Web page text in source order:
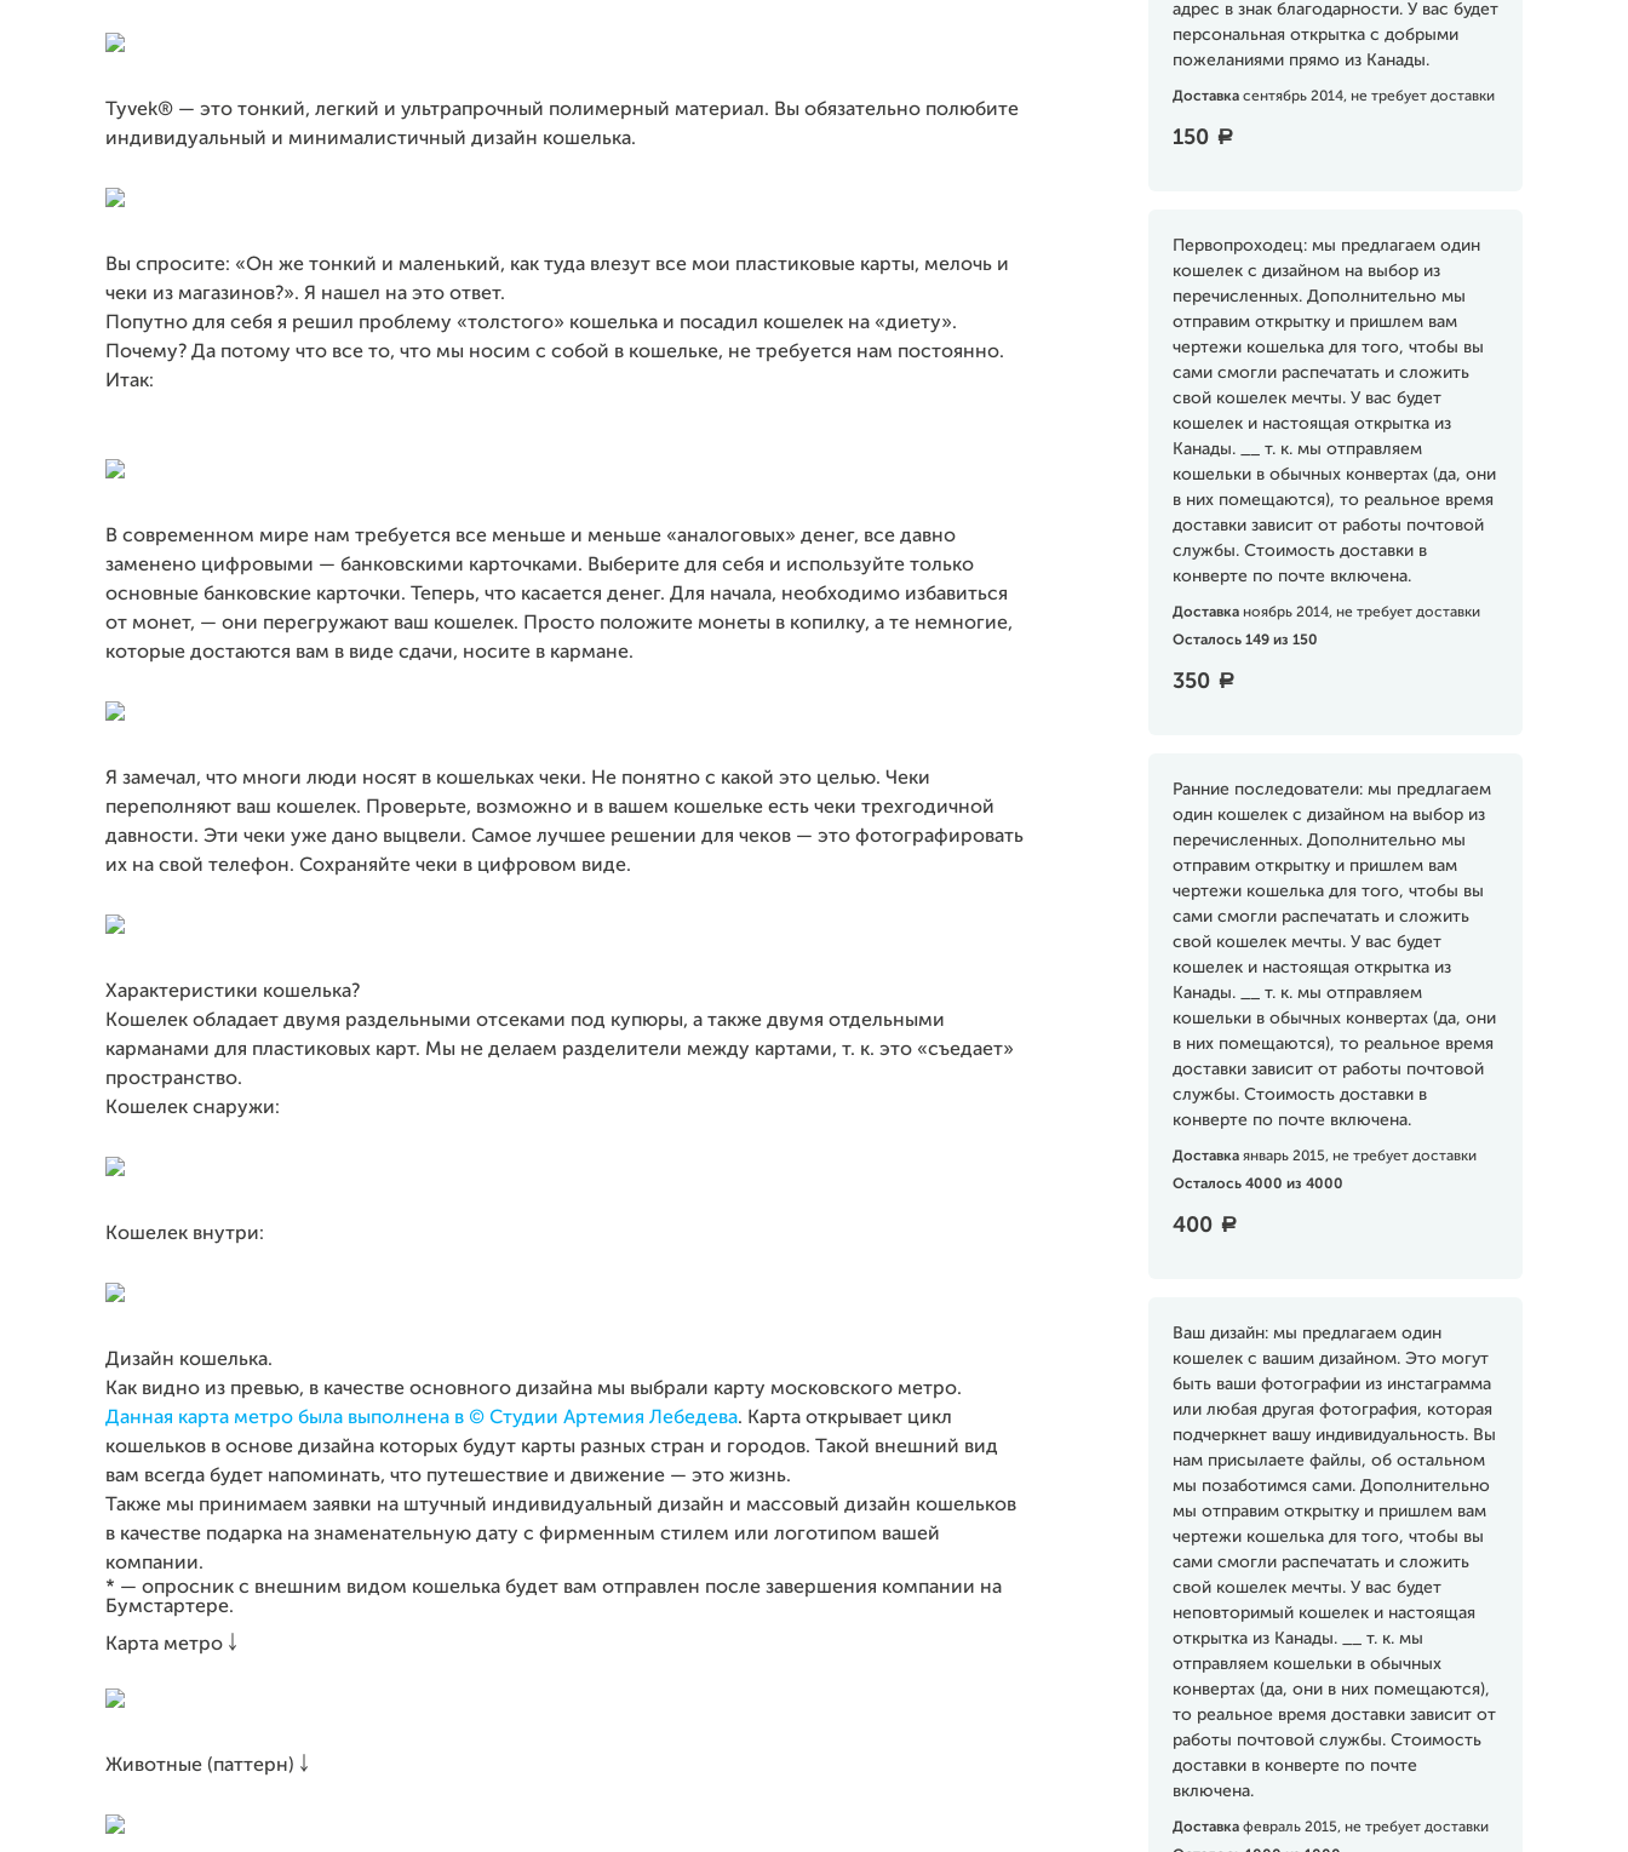
адрес в знак благодарности. У вас будет
персональная открытка с добрыми
пожеланиями прямо из Канады.
Доставка сентябрь 2014, не требует доставки
150 a
Первопроходец: мы предлагаем один
кошелек с дизайном на выбор из
перечисленных. Дополнительно мы
отправим открытку и пришлем вам
чертежи кошелька для того, чтобы вы
сами смогли распечатать и сложить
свой кошелек мечты. У вас будет
кошелек и настоящая открытка из
Канады. __ т. к. мы отправляем
кошельки в обычных конвертах (да, они
в них помещаются), то реальное время
доставки зависит от работы почтовой
службы. Стоимость доставки в
конверте по почте включена.
Доставка ноябрь 2014, не требует доставки
Осталось 149 из 150
350 a
Ранние последователи: мы предлагаем
один кошелек с дизайном на выбор из
перечисленных. Дополнительно мы
отправим открытку и пришлем вам
чертежи кошелька для того, чтобы вы
сами смогли распечатать и сложить
свой кошелек мечты. У вас будет
кошелек и настоящая открытка из
Канады. __ т. к. мы отправляем
кошельки в обычных конвертах (да, они
в них помещаются), то реальное время
доставки зависит от работы почтовой
службы. Стоимость доставки в
конверте по почте включена.
Доставка январь 2015, не требует доставки
Осталось 4000 из 4000
400 a
Ваш дизайн: мы предлагаем один
кошелек с вашим дизайном. Это могут
быть ваши фотографии из инстаграмма
или любая другая фотография, которая
подчеркнет вашу индивидуальность. Вы
нам присылаете файлы, об остальном
мы позаботимся сами. Дополнительно
мы отправим открытку и пришлем вам
чертежи кошелька для того, чтобы вы
сами смогли распечатать и сложить
свой кошелек мечты. У вас будет
неповторимый кошелек и настоящая
открытка из Канады. __ т. к. мы
отправляем кошельки в обычных
конвертах (да, они в них помещаются),
то реальное время доставки зависит от
работы почтовой службы. Стоимость
доставки в конверте по почте
включена.
Доставка февраль 2015, не требует доставки
Tyvek® — это тонкий, легкий и ультрапрочный полимерный материал. Вы обязательно полюбите
индивидуальный и минималистичный дизайн кошелька.
Вы спросите: «Он же тонкий и маленький, как туда влезут все мои пластиковые карты, мелочь и
чеки из магазинов?». Я нашел на это ответ.
Попутно для себя я решил проблему «толстого» кошелька и посадил кошелек на «диету».
Почему? Да потому что все то, что мы носим с собой в кошельке, не требуется нам постоянно.
Итак:
В современном мире нам требуется все меньше и меньше «аналоговых» денег, все давно
заменено цифровыми — банковскими карточками. Выберите для себя и используйте только
основные банковские карточки. Теперь, что касается денег. Для начала, необходимо избавиться
от монет, — они перегружают ваш кошелек. Просто положите монеты в копилку, а те немногие,
которые достаются вам в виде сдачи, носите в кармане.
Я замечал, что многи люди носят в кошельках чеки. Не понятно с какой это целью. Чеки
переполняют ваш кошелек. Проверьте, возможно и в вашем кошельке есть чеки трехгодичной
давности. Эти чеки уже дано выцвели. Самое лучшее решении для чеков — это фотографировать
их на свой телефон. Сохраняйте чеки в цифровом виде.
Характеристики кошелька?
Кошелек обладает двумя раздельными отсеками под купюры, а также двумя отдельными
карманами для пластиковых карт. Мы не делаем разделители между картами, т. к. это «съедает»
пространство.
Кошелек снаружи:
Кошелек внутри:
Дизайн кошелька.
Как видно из превью, в качестве основного дизайна мы выбрали карту московского метро.
Данная карта метро была выполнена в © Студии Артемия Лебедева. Карта открывает цикл
кошельков в основе дизайна которых будут карты разных стран и городов. Такой внешний вид
вам всегда будет напоминать, что путешествие и движение — это жизнь.
Также мы принимаем заявки на штучный индивидуальный дизайн и массовый дизайн кошельков
в качестве подарка на знаменательную дату с фирменным стилем или логотипом вашей
компании.
* — опросник с внешним видом кошелька будет вам отправлен после завершения компании на
Бумстартере.
Карта метро ￬
Животные (паттерн) ￬